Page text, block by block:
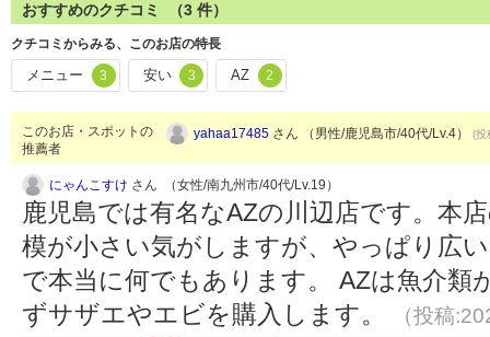
おすすめのクチコミ （3 件）
クチコミからみる、このお店の特長
メニュー 3 安い 3 AZ 2
このお店・スポットの
推薦者
yahaa17485 さん （男性/鹿児島市/40代/Lv.4） (投
にゃんこすけ さん （女性/南九州市/40代/Lv.19）
鹿児島では有名なAZの川辺店です。本
模が小さい気がしますが、やっぱり広
で本当に何でもあります。 AZは魚介類
ずサザエやエビを購入します。
（投稿